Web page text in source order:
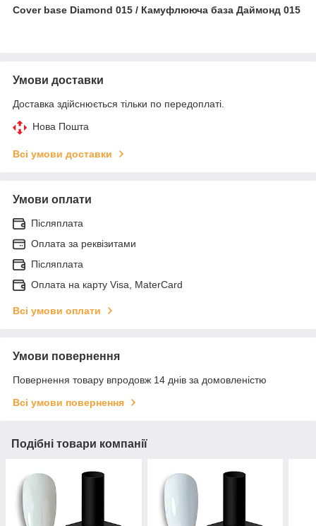
Cover base Diamond 015 / Камуфлююча база Даймонд 015
Умови доставки
Доставка здійснюється тільки по передоплаті.
Нова Пошта
Всі умови доставки
Умови оплати
Післяплата
Оплата за реквізитами
Післяплата
Оплата на карту Visa, MaterCard
Всі умови оплати
Умови повернення
Повернення товару впродовж 14 днів за домовленістю
Всі умови повернення
Подібні товари компанії